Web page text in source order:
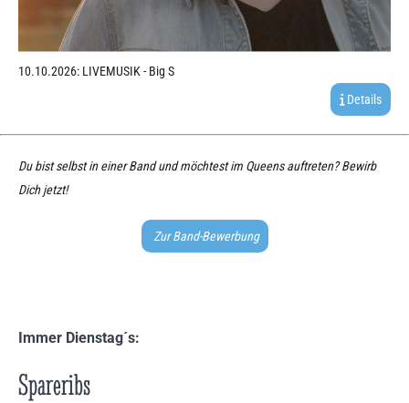
10.10.2026: LIVEMUSIK - Big S
Details
Du bist selbst in einer Band und möchtest im Queens auftreten? Bewirb
Dich jetzt!
Zur Band-Bewerbung
Immer Dienstag´s:
Spareribs